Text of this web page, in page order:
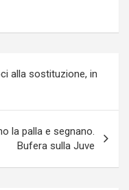
alla sostituzione, in
la palla e segnano.
Bufera sulla Juve